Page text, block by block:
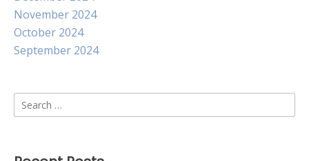
November 2024
October 2024
September 2024
Search
for: